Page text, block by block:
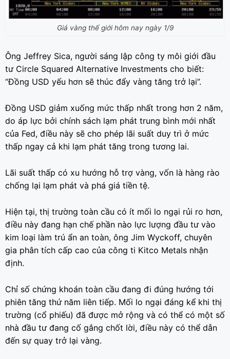
Giá vàng thế giới hôm nay ngày 1/9
Ông Jeffrey Sica, người sáng lập công ty môi giới đầu
tư Circle Squared Alternative Investments cho biết:
“Đồng USD yếu hơn sẽ thúc đẩy vàng tăng trở lại”.
Đồng USD giảm xuống mức thấp nhất trong hơn 2 năm,
do áp lực bởi chính sách lạm phát trung bình mới nhất
của Fed, điều này sẽ cho phép lãi suất duy trì ở mức
thấp ngay cả khi lạm phát tăng trong tương lai.
Lãi suất thấp có xu hướng hỗ trợ vàng, vốn là hàng rào
chống lại lạm phát và phá giá tiền tệ.
Hiện tại, thị trường toàn cầu có ít mối lo ngại rủi ro hơn,
điều này đang hạn chế phần nào lực lượng đầu tư vào
kim loại làm trú ẩn an toàn, ông Jim Wyckoff, chuyên
gia phân tích cấp cao của công ti Kitco Metals nhận
định.
Chỉ số chứng khoán toàn cầu đang đi đúng hướng tới
phiên tăng thứ năm liên tiếp. Mối lo ngại đáng kể khi thị
trường (cổ phiếu) đã được mở rộng và có thể có một số
nhà đầu tư đang cố gắng chốt lời, điều này có thể dẫn
đến sự quay trở lại vàng.